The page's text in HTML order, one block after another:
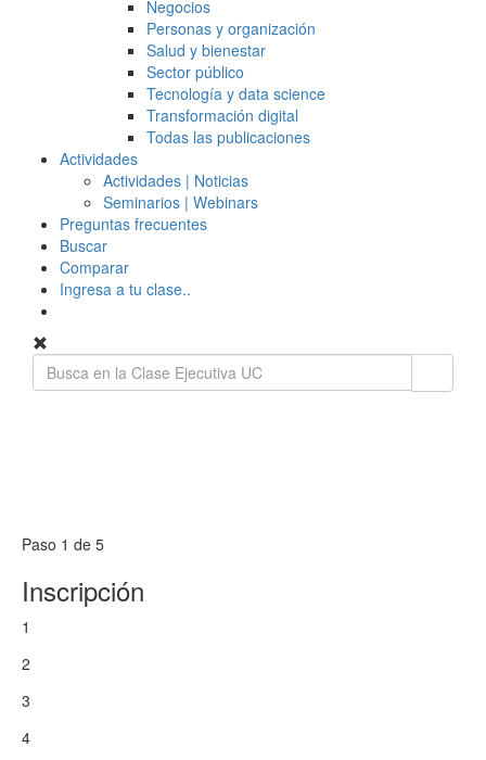
Negocios
Personas y organización
Salud y bienestar
Sector público
Tecnología y data science
Transformación digital
Todas las publicaciones
Actividades
Actividades | Noticias
Seminarios | Webinars
Preguntas frecuentes
Buscar
Comparar
Ingresa a tu clase..
Paso 1 de 5
Inscripción
1
2
3
4